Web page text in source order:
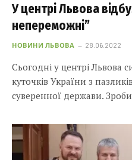
У центрі Львова
непереможні”
НОВИНИ ЛЬВОВА 28.06.2022
Сьогодні у центрі Львова
куточків України з
суверенної держави.